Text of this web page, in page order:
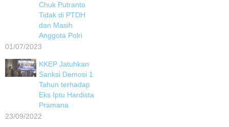
Chuk Putranto
Tidak di PTDH
dan Masih
Anggota Polri
01/07/2023
KKEP Jatuhkan
Sanksi Demosi 1
Tahun terhadap
Eks Iptu Hardista
Pramana
23/09/2022